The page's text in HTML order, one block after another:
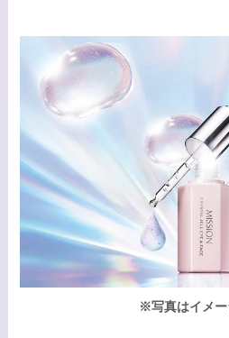
※写真はイメー